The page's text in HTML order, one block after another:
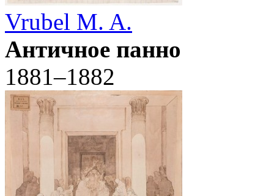
Vrubel M. A.
Античное панно
1881–1882